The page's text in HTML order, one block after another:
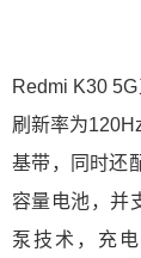
Redmi K30
刷新率为
基带，同时还
容量电池，并
泵技术，充